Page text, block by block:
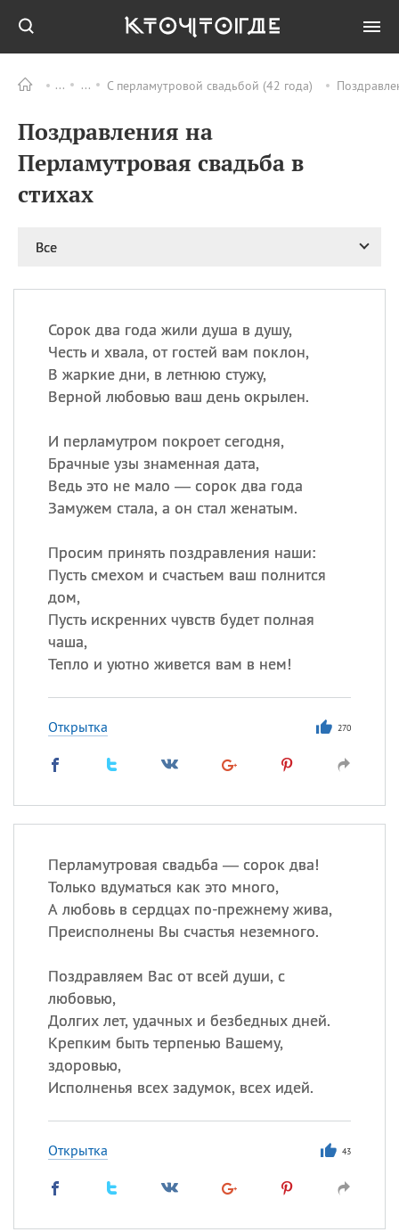
С перламутровой свадьбой (42 года)
Поздравления на
Перламутровая свадьба в
стихах
Все
Сорок два года жили душа в душу,
Честь и хвала, от гостей вам поклон,
В жаркие дни, в летнюю стужу,
Верной любовью ваш день окрылен.
И перламутром покроет сегодня,
Брачные узы знаменная дата,
Ведь это не мало — сорок два года
Замужем стала, а он стал женатым.
Просим принять поздравления наши:
Пусть смехом и счастьем ваш полнится
дом,
Пусть искренних чувств будет полная
чаша,
Тепло и уютно живется вам в нем!
Открытка 270
Перламутровая свадьба — сорок два!
Только вдуматься как это много,
А любовь в сердцах по-прежнему жива,
Преисполнены Вы счастья неземного.
Поздравляем Вас от всей души, с
любовью,
Долгих лет, удачных и безбедных дней.
Крепким быть терпенью Вашему,
здоровью,
Исполненья всех задумок, всех идей.
Открытка 43
ПРАЗДНИКИ Все
09.08
целителя Пантелеимона
покровительницы
телевидения
ИМЕНА
Герман,Иван,Клим
Посмотреть значениеи